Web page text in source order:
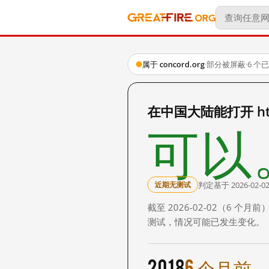
属于 concord.org·部分被屏蔽·6 个
在中国大陆能打开
可以
近期无测试 判定基于 2026-02-
截至 2026-02-02（6 个月前
测试，情况可能已发生变化。